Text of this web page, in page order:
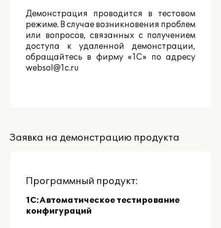
Демонстрация проводится в тестовом
режиме. В случае возникновения проблем
или вопросов, связанных с получением
доступа к удаленной демонстрации,
обращайтесь в фирму «1С» по адресу
websol@1c.ru
Заявка на демонстрацию продукта
Программный продукт:
1С:Автоматическое тестирование
конфигураций